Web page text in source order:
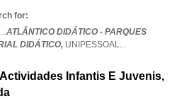
for:
ATLÂNTICO DIDÁTICO - PARQUES
DIDÁTICO, UNIPESSOAL...
Infantis E Juvenis,